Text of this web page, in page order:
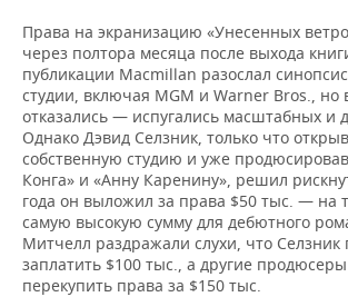
Права на экранизацию «Унесенных
через полтора месяца после выхода
публикации Macmillan разослал
студии, включая MGM и Warner Bros., но
отказались — испугались масштабных и
Однако Дэвид Селзник, только что
собственную студию и уже
Конга» и «Анну Каренину», решил
года он выложил за права $50 тыс. — на
самую высокую сумму для дебютного
Митчелл раздражали слухи, что Селзник
заплатить $100 тыс., а другие
перекупить права за $150 тыс.